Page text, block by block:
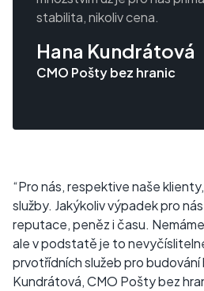
stabilita, nikoliv cena.
Hana Kundrátová
CMO Pošty bez hranic
“Pro nás, respektive naše
služby. Jakýkoliv výpadek pro
reputace, peněz i času.
ale v podstatě je to
prvotřídních služeb pro budování
Kundrátová, CMO Pošty bez